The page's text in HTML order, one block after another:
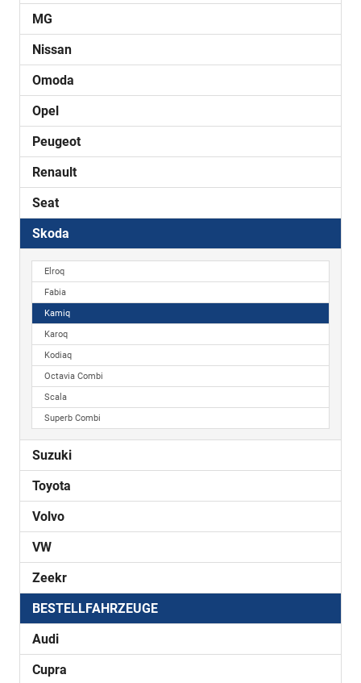
MG
Nissan
Omoda
Opel
Peugeot
Renault
Seat
Skoda
Elroq
Fabia
Kamiq
Karoq
Kodiaq
Octavia Combi
Scala
Superb Combi
Suzuki
Toyota
Volvo
VW
Zeekr
BESTELLFAHRZEUGE
Audi
Cupra